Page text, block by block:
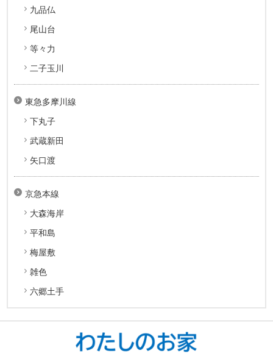
九品仏
尾山台
等々力
二子玉川
東急多摩川線
下丸子
武蔵新田
矢口渡
京急本線
大森海岸
平和島
梅屋敷
雑色
六郷土手